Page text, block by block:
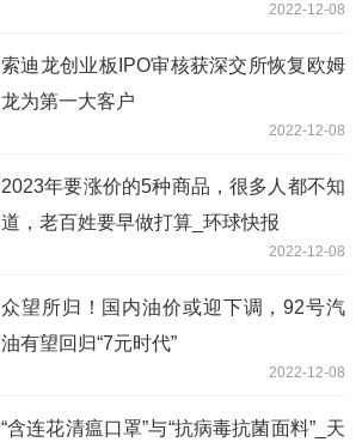
2022-12-08
索迪龙创业板IPO审核获深交所恢复欧姆
龙为第一大客户
2022-12-08
2023年要涨价的5种商品，很多人都不知
道，老百姓要早做打算_环球快报
2022-12-08
众望所归！国内油价或迎下调，92号汽
油有望回归“7元时代”
2022-12-08
“含连花清瘟口罩”与“抗病毒抗菌面料”_天